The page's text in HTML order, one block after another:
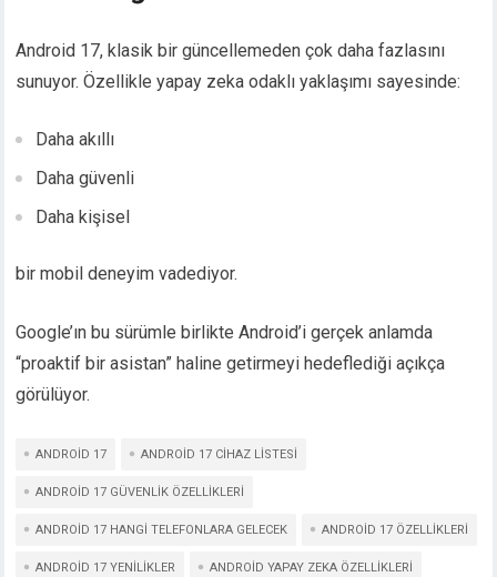
Android 17, klasik bir güncellemeden çok daha fazlasını
sunuyor. Özellikle yapay zeka odaklı yaklaşımı sayesinde:
Daha akıllı
Daha güvenli
Daha kişisel
bir mobil deneyim vadediyor.
Google’ın bu sürümle birlikte Android’i gerçek anlamda
“proaktif bir asistan” haline getirmeyi hedeflediği açıkça
görülüyor.
ANDROID 17 ANDROID 17 CIHAZ LISTESI
ANDROID 17 GÜVENLIK ÖZELLIKLERI
ANDROID 17 HANGI TELEFONLARA GELECEK ANDROID 17 ÖZELLIKLERI
ANDROID 17 YENILIKLER ANDROID YAPAY ZEKA ÖZELLIKLERI